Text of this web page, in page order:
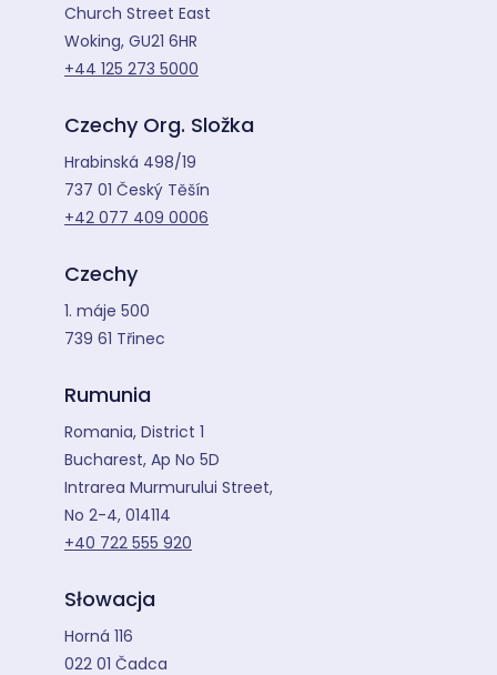
Church Street East
Woking, GU21 6HR
+44 125 273 5000
Czechy Org. Složka
Hrabinská 498/19
737 01 Český Těšín
+42 077 409 0006
Czechy
1. máje 500
739 61 Třinec
Rumunia
Romania, District 1
Bucharest, Ap No 5D
Intrarea Murmurului Street,
No 2-4, 014114
+40 722 555 920
Słowacja
Horná 116
022 01 Čadca